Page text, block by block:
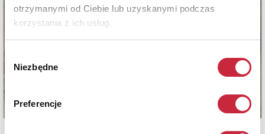
otrzymanymi od Ciebie lub uzyskanymi podczas
korzystania z ich usług.
zgody
Niezbędne
Preferencje